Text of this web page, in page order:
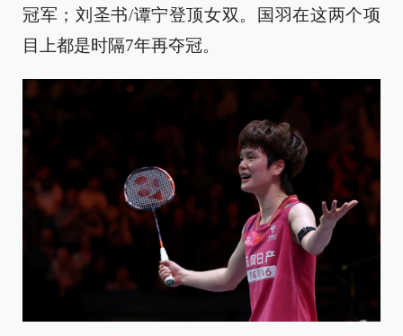
冠军；刘圣书/谭宁登顶女双。国羽在这两个项
目上都是时隔7年再夺冠。